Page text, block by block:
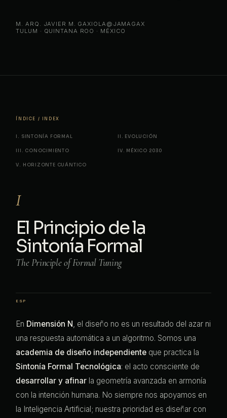
M. ARQ. JAVIER M. GAXIOLA @JAMAGAX
TULUM · QUINTANA ROO · MÉXICO
ÍNDICE / INDEX
I. SINTONÍA FORMAL II. EVOLUCIÓN
III. CONOCIMIENTO IV. MÉXICO 2030
V. HORIZONTE CUÁNTICO
I
El Principio de la
Sintonía Formal
The Principle of Formal Tuning
En Dimensión N, el diseño no es un resultado del azar ni
una respuesta automática a un algoritmo. Somos una
academia de diseño independiente que practica la
Sintonía Formal Tecnológica: el acto consciente de
desarrollar y afinar la geometría avanzada en armonía
con la intención humana. No siempre nos apoyamos en
la Inteligencia Artificial; nuestra prioridad es diseñar con